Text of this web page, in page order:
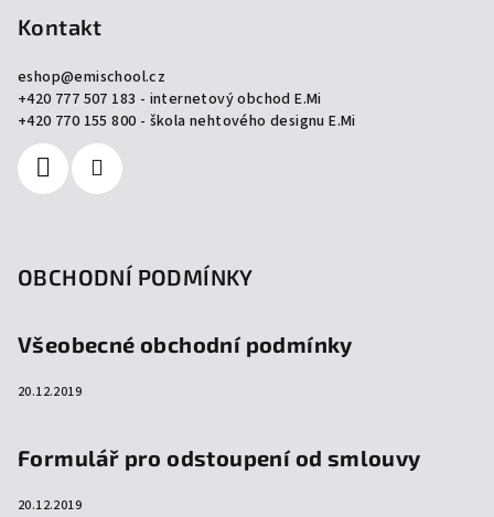
Kontakt
eshop@emischool.cz
+420 777 507 183 - internetový obchod E.Mi
+420 770 155 800 - škola nehtového designu E.Mi
OBCHODNÍ PODMÍNKY
Všeobecné obchodní podmínky
20.12.2019
Formulář pro odstoupení od smlouvy
20.12.2019